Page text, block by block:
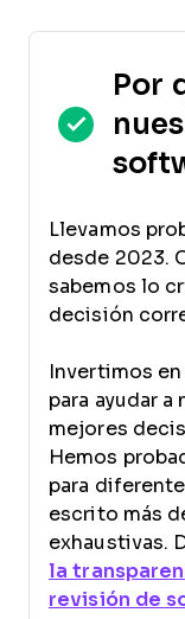
Por
Llevamos
desde 2023.
sabemos lo
decisión
Invertimos
para ayudar
mejores
Hemos
para
escrito más
exhaustivas.
la
revisión de